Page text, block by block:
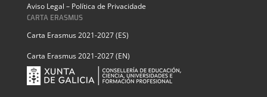
Aviso Legal – Política de Privacidade
CARTA ERASMUS
Carta Erasmus 2021-2027 (ES)
Carta Erasmus 2021-2027 (EN)